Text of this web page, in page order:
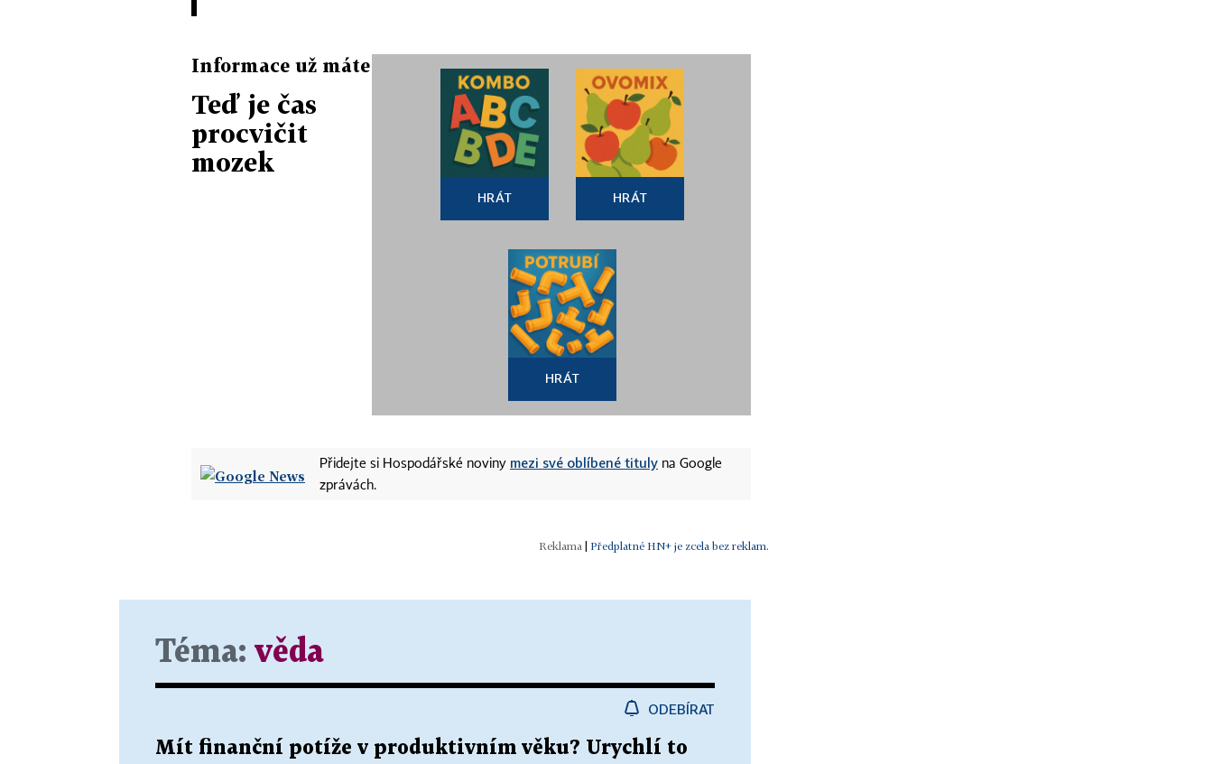
Informace už máte
Teď je čas
procvičit
mozek
HRÁT HRÁT
HRÁT
Přidejte si Hospodářské noviny mezi své oblíbené tituly na Google
zprávách.
| Předplatné HN+ je zcela bez reklam.
Téma: věda
ODEBÍRAT
Mít finanční potíže v produktivním věku? Urychlí to